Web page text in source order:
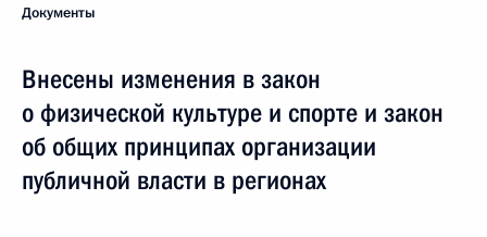
Документы
Внесены изменения в закон
о физической культуре и спорте и закон
об общих принципах организации
публичной власти в регионах